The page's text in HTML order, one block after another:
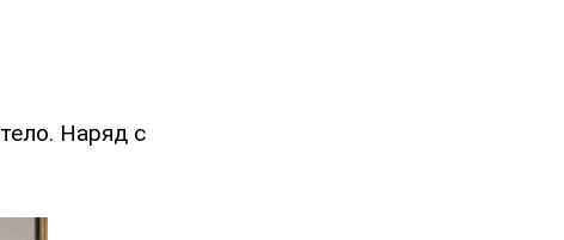
Наряд с